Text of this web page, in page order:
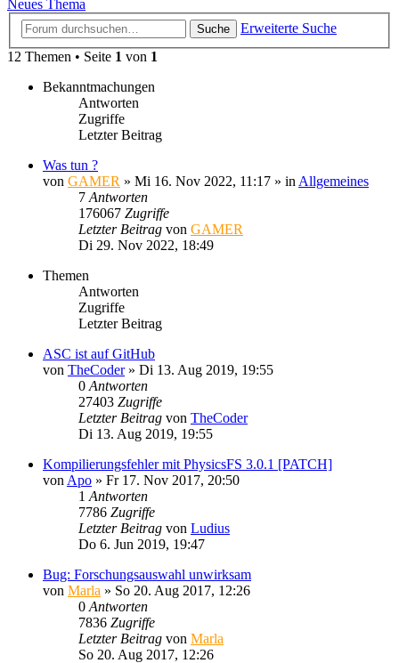
Neues Thema
Suche
Erweiterte Suche
12 Themen • Seite 1 von 1
Bekanntmachungen
Antworten
Zugriffe
Letzter Beitrag
Was tun ?
von GAMER » Mi 16. Nov 2022, 11:17 » in Allgemeines
7 Antworten
176067 Zugriffe
Letzter Beitrag von GAMER
Di 29. Nov 2022, 18:49
Themen
Antworten
Zugriffe
Letzter Beitrag
ASC ist auf GitHub
von TheCoder» Di 13. Aug 2019, 19:55
0 Antworten
27403 Zugriffe
Letzter Beitrag von TheCoder
Di 13. Aug 2019, 19:55
Kompilierungsfehler mit PhysicsFS 3.0.1 [PATCH]
von Apo » Fr 17. Nov 2017, 20:50
1 Antworten
7786 Zugriffe
Letzter Beitrag von Ludius
Do 6. Jun 2019, 19:47
Bug: Forschungsauswahl unwirksam
von Marla » So 20. Aug 2017, 12:26
0 Antworten
7836 Zugriffe
Letzter Beitrag von Marla
So 20. Aug 2017, 12:26